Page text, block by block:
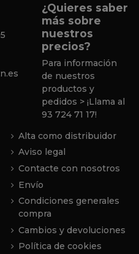
¿Quieres saber
más sobre
nuestros
precios?
Para información
de nuestros
productos y
pedidos > ¡Llama al
93 724 71 17!
Alta como distribuidor
Aviso legal
Contacte con nosotros
Envío
Condiciones generales
compra
Cambios y devoluciones
Política de cookies